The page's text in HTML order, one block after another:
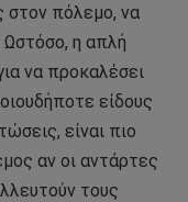
στον πόλεμο, να
η απλή
να προκαλέσει
είδους
είναι πιο
αν οι αντάρτες
τους